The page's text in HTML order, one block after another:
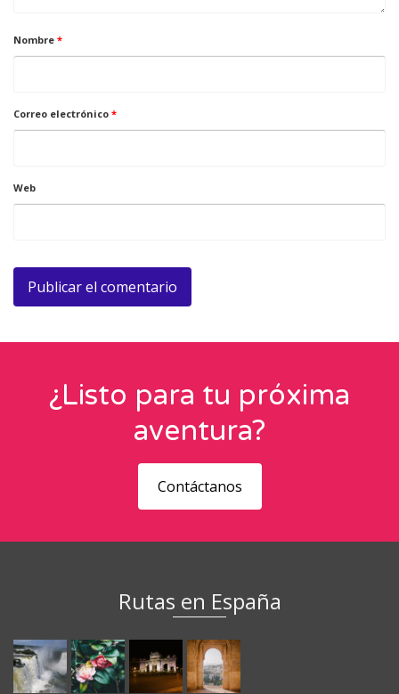
Nombre *
Correo electrónico *
Web
¿Listo para tu próxima
aventura?
Contáctanos
Rutas en España